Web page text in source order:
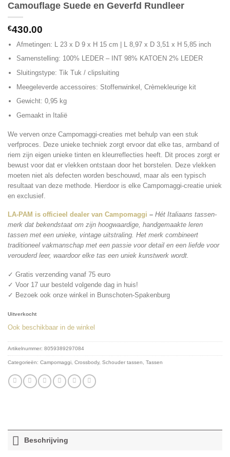
Camouflage Suede en Geverfd Rundleer
€430.00
Afmetingen: L 23 x D 9 x H 15 cm | L 8,97 x D 3,51 x H 5,85 inch
Samenstelling: 100% LEDER – INT 98% KATOEN 2% LEDER
Sluitingstype: Tik Tuk / clipsluiting
Meegeleverde accessoires: Stoffenwinkel, Crèmekleurige kit
Gewicht: 0,95 kg
Gemaakt in Italië
We verven onze Campomaggi-creaties met behulp van een stuk
verfproces. Deze unieke techniek zorgt ervoor dat elke tas, armband of
riem zijn eigen unieke tinten en kleurreflecties heeft. Dit proces zorgt er
bewust voor dat er vlekken ontstaan ​​door het borstelen. Deze vlekken
moeten niet als defecten worden beschouwd, maar als een typisch
resultaat van deze methode. Hierdoor is elke Campomaggi-creatie uniek
en exclusief.
LA-PAM is officieel dealer van Campomaggi – Hét Italiaans tassen-
merk dat bekendstaat om zijn hoogwaardige, handgemaakte leren
tassen met een unieke, vintage uitstraling. Het merk combineert
traditioneel vakmanschap met een passie voor detail en een liefde voor
verouderd leer, waardoor elke tas een uniek kunstwerk wordt.
✓ Gratis verzending vanaf 75 euro
✓ Voor 17 uur besteld volgende dag in huis!
✓ Bezoek ook onze winkel in Bunschoten-Spakenburg
Uitverkocht
Ook beschikbaar in de winkel
Artikelnummer: 8059389297084
Categorieën: Campomaggi Crossbody, Schouder tassen Tassen
Beschrijving